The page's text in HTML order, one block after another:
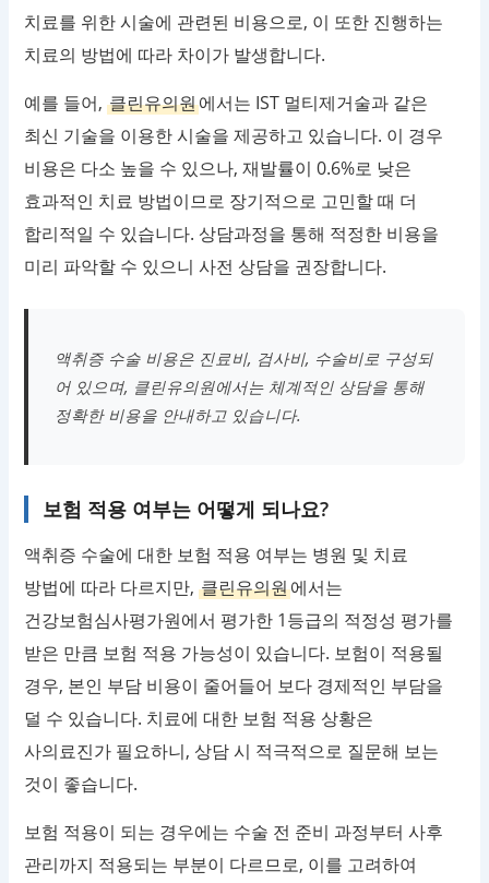
치료를 위한 시술에 관련된 비용으로, 이 또한 진행하는
치료의 방법에 따라 차이가 발생합니다.
예를 들어,클린유의원에서는 IST 멀티제거술과 같은
최신 기술을 이용한 시술을 제공하고 있습니다. 이 경우
비용은 다소 높을 수 있으나, 재발률이 0.6%로 낮은
효과적인 치료 방법이므로 장기적으로 고민할 때 더
합리적일 수 있습니다. 상담과정을 통해 적정한 비용을
미리 파악할 수 있으니 사전 상담을 권장합니다.
액취증 수술 비용은 진료비, 검사비, 수술비로 구성되
어 있으며, 클린유의원에서는 체계적인 상담을 통해
정확한 비용을 안내하고 있습니다.
보험 적용 여부는 어떻게 되나요?
액취증 수술에 대한 보험 적용 여부는 병원 및 치료
방법에 따라 다르지만,클린유의원에서는
건강보험심사평가원에서 평가한 1등급의 적정성 평가를
받은 만큼 보험 적용 가능성이 있습니다. 보험이 적용될
경우, 본인 부담 비용이 줄어들어 보다 경제적인 부담을
덜 수 있습니다. 치료에 대한 보험 적용 상황은
사의료진가 필요하니, 상담 시 적극적으로 질문해 보는
것이 좋습니다.
보험 적용이 되는 경우에는 수술 전 준비 과정부터 사후
관리까지 적용되는 부분이 다르므로, 이를 고려하여